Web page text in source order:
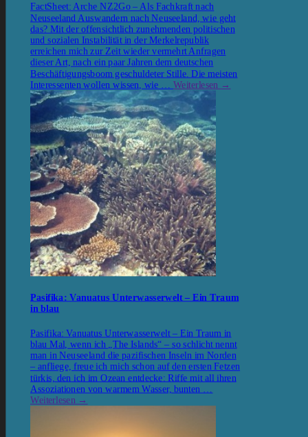
FactSheet: Arche NZ2Go – Als Fachkraft nach
Neuseeland Auswandern nach Neuseeland, wie geht
das? Mit der offensichtlich zunehmenden politischen
und sozialen Instabilität in der Merkelrepublik
erreichen mich zur Zeit wieder vermehrt Anfragen
dieser Art, nach ein paar Jahren dem deutschen
Beschäftigungsboom geschuldeter Stille. Die meisten
Interessenten wollen wissen, wie … Weiterlesen →
Pasifika: Vanuatus Unterwasserwelt – Ein Traum
in blau
Pasifika: Vanuatus Unterwasserwelt – Ein Traum in
blau Mal, wenn ich „The Islands“ – so schlicht nennt
man in Neuseeland die pazifischen Inseln im Norden
– anfliege, freue ich mich schon auf den ersten Fetzen
türkis, den ich im Ozean entdecke: Riffe mit all ihren
Assoziationen von warmem Wasser, bunten …
Weiterlesen →